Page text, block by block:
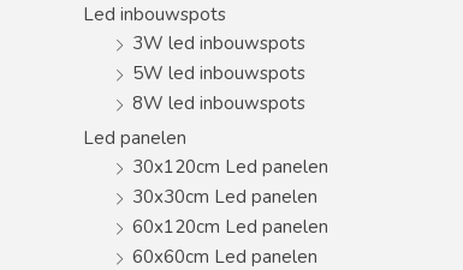
Led inbouwspots
3W led inbouwspots
5W led inbouwspots
8W led inbouwspots
Led panelen
30x120cm Led panelen
30x30cm Led panelen
60x120cm Led panelen
60x60cm Led panelen